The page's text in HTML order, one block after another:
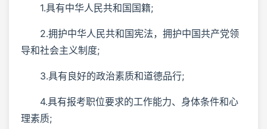
1.具有中华人民共和国国籍;
2.拥护中华人民共和国宪法，拥护中国共产党领
导和社会主义制度;
3.具有良好的政治素质和道德品行;
4.具有报考职位要求的工作能力、身体条件和心
理素质;